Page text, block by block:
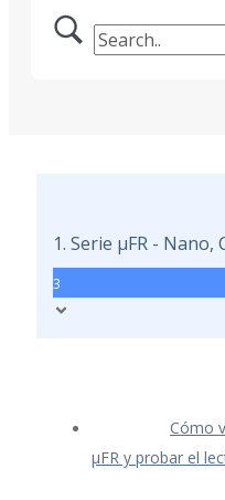
1. Serie μFR - Nano,
3
Cómo
μFR y probar el